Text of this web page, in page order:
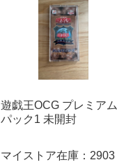
遊戯王OCG プレミアム
パック1 未開封
マイストア在庫： 2903